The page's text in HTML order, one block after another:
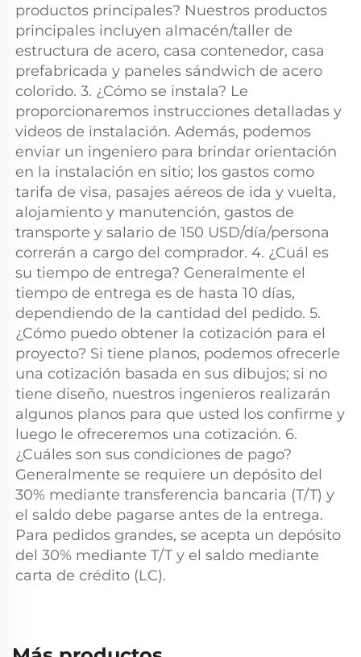
productos principales? Nuestros productos
principales incluyen almacén/taller de
estructura de acero, casa contenedor, casa
prefabricada y paneles sándwich de acero
colorido. 3. ¿Cómo se instala? Le
proporcionaremos instrucciones detalladas y
videos de instalación. Además, podemos
enviar un ingeniero para brindar orientación
en la instalación en sitio; los gastos como
tarifa de visa, pasajes aéreos de ida y vuelta,
alojamiento y manutención, gastos de
transporte y salario de 150 USD/día/persona
correrán a cargo del comprador. 4. ¿Cuál es
su tiempo de entrega? Generalmente el
tiempo de entrega es de hasta 10 días,
dependiendo de la cantidad del pedido. 5.
¿Cómo puedo obtener la cotización para el
proyecto? Si tiene planos, podemos ofrecerle
una cotización basada en sus dibujos; si no
tiene diseño, nuestros ingenieros realizarán
algunos planos para que usted los confirme y
luego le ofreceremos una cotización. 6.
¿Cuáles son sus condiciones de pago?
Generalmente se requiere un depósito del
30% mediante transferencia bancaria (T/T) y
el saldo debe pagarse antes de la entrega.
Para pedidos grandes, se acepta un depósito
del 30% mediante T/T y el saldo mediante
carta de crédito (LC).